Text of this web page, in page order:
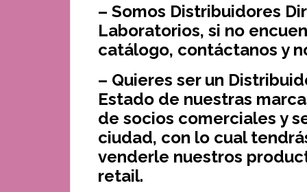
– Somos Distribuidores
Laboratorios, si no
catálogo, contáctanos y
– Quieres ser un
Estado de nuestras
de socios comerciales y
ciudad, con lo cual
venderle nuestros
retail.